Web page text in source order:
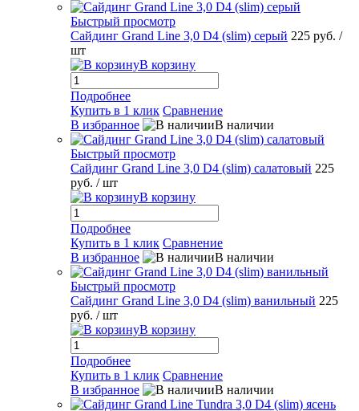
Быстрый просмотр
Сайдинг Grand Line 3,0 D4 (slim) серый 225 руб. /
шт
В корзину
Подробнее
Купить в 1 клик Сравнение
В избранное
В наличии
Быстрый просмотр
Сайдинг Grand Line 3,0 D4 (slim) салатовый 225
руб. / шт
В корзину
Подробнее
Купить в 1 клик Сравнение
В избранное
В наличии
Быстрый просмотр
Сайдинг Grand Line 3,0 D4 (slim) ванильный 225
руб. / шт
В корзину
Подробнее
Купить в 1 клик Сравнение
В избранное
В наличии